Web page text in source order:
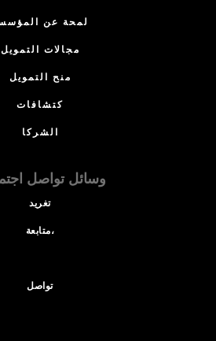
لمحة عن
مجالات التمويل
منح التمويل
كتشافات
الشركا
وسائل تواصل
تغريد
متابعة،
تواصل